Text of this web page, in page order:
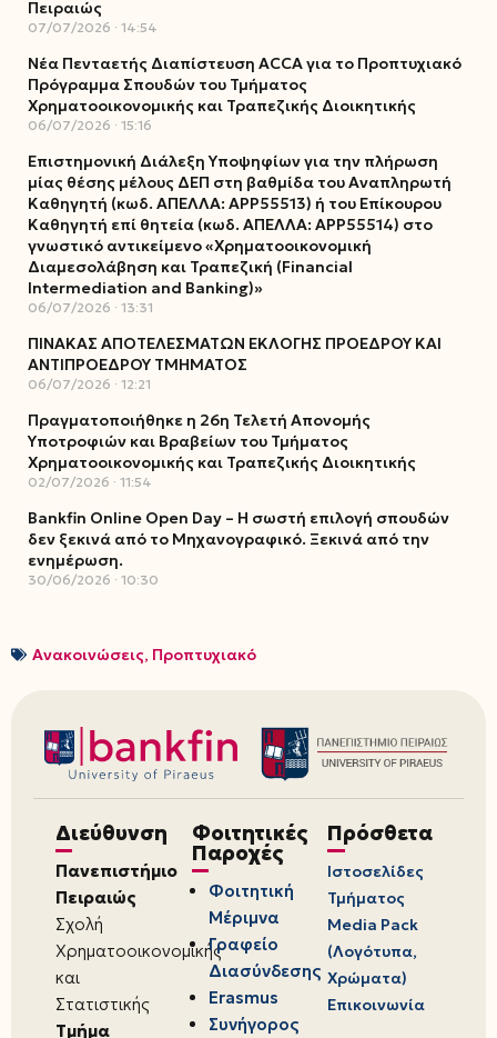
Πειραιώς
07/07/2026 14:54
Νέα Πενταετής Διαπίστευση ACCA για το Προπτυχιακό
Πρόγραμμα Σπουδών του Τμήματος
Χρηματοοικονομικής και Τραπεζικής Διοικητικής
06/07/2026 15:16
Επιστημονική Διάλεξη Υποψηφίων για την πλήρωση
μίας θέσης μέλους ΔΕΠ στη βαθμίδα του Αναπληρωτή
Καθηγητή (κωδ. ΑΠΕΛΛΑ: ΑΡΡ55513) ή του Επίκουρου
Καθηγητή επί θητεία (κωδ. ΑΠΕΛΛΑ: ΑΡΡ55514) στο
γνωστικό αντικείμενο «Χρηματοοικονομική
Διαμεσολάβηση και Τραπεζική (Financial
Intermediation and Banking)»
06/07/2026 13:31
ΠΙΝΑΚΑΣ ΑΠΟΤΕΛΕΣΜΑΤΩΝ ΕΚΛΟΓΗΣ ΠΡΟΕΔΡΟΥ ΚΑΙ
ΑΝΤΙΠΡΟΕΔΡΟΥ ΤΜΗΜΑΤΟΣ
06/07/2026 12:21
Πραγματοποιήθηκε η 26η Τελετή Απονομής
Υποτροφιών και Βραβείων του Τμήματος
Χρηματοοικονομικής και Τραπεζικής Διοικητικής
02/07/2026 11:54
Bankfin Online Open Day – Η σωστή επιλογή σπουδών
δεν ξεκινά από το Μηχανογραφικό. Ξεκινά από την
ενημέρωση.
30/06/2026 10:30
Ανακοινώσεις, Προπτυχιακό
Διεύθυνση
Πανεπιστήμιο
Πειραιώς
Σχολή
Χρηματοοικονομικής
και
Στατιστικής
Τμήμα
Φοιτητικές
Παροχές
Φοιτητική
Μέριμνα
Γραφείο
Διασύνδεσης
Erasmus
Συνήγορος
Πρόσθετα
Ιστοσελίδες
Τμήματος
Media Pack
(Λογότυπα,
Χρώματα)
Επικοινωνία